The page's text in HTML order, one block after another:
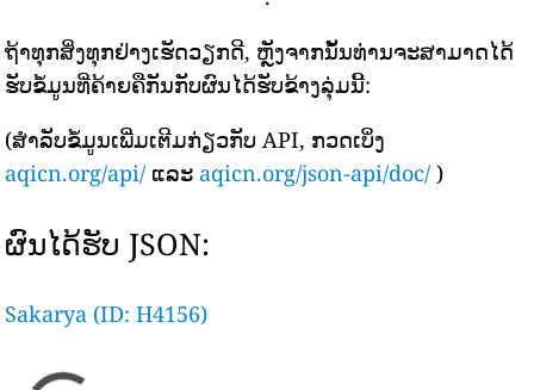
ຖ້າທຸກສິ່ງທຸກຢ່າງເຮັດວຽກດີ, ຫຼັງຈາກນັ້ນທ່ານຈະສາມາດໄດ້
ຮັບຂໍ້ມູນທີ່ຄ້າຍຄືກັນກັບຜົນໄດ້ຮັບຂ້າງລຸ່ມນີ້:
(ສຳລັບຂໍ້ມູນເພີ່ມເຕີມກ່ຽວກັບ API, ກວດເບິ່ງ
aqicn.org/api/ ແລະ aqicn.org/json-api/doc/ )
ຜົນໄດ້ຮັບ JSON:
Sakarya (ID: H4156)